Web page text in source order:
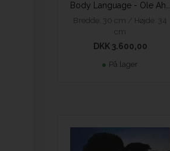
Body Language - Ole Ahlberg
Bredde: 30 cm / Højde: 34
cm
DKK 3.600,00
På lager